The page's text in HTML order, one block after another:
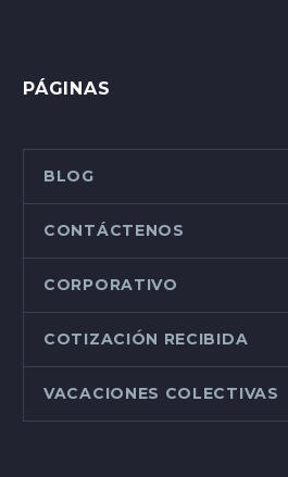
PÁGINAS
BLOG
CONTÁCTENOS
CORPORATIVO
COTIZACIÓN RECIBIDA
VACACIONES COLECTIVAS